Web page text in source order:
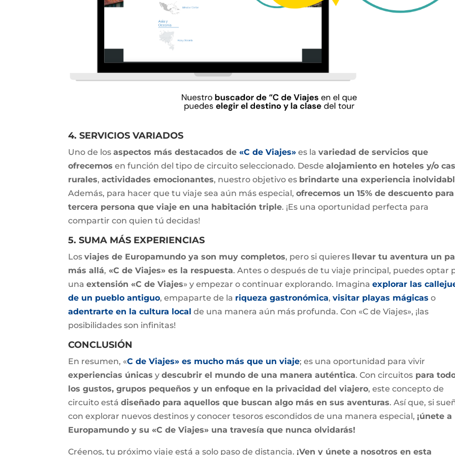
4. SERVICIOS VARIADOS
Uno de losaspectos más destacados de«C de Viajes» es lavariedad de servicios que
ofrecemos en función del tipo de circuito seleccionado. Desdealojamiento en hoteles y/o
rurales,actividades emocionantes, nuestro objetivo es brindarte una experiencia
Además, para hacer que tu viaje sea aún más especial,ofrecemos un 15% de descuento
tercera persona que viaje en una habitación triple. ¡Es una oportunidad perfecta para
compartir con quien tú decidas!
5. SUMA MÁS EXPERIENCIAS
Losviajes de Europamundo ya son muy completos, pero si quieres
llevar tu aventura un
más allá, «C de Viajes» es la respuesta. Antes o después de tu viaje principal, puedes optar
unaextensión «C de Viajes» y empezar o continuar explorando. Imaginaexplorar las
de un pueblo antiguo, empaparte de la riqueza gastronómica,visitar playas mágicas o
adentrarte en la cultura local de una manera aún más profunda. Con «C de Viajes», ¡las
posibilidades son infinitas!
CONCLUSIÓN
En resumen, «C de Viajes» es mucho más que un viaje; es una oportunidad para vivir
experiencias únicas ydescubrir el mundo de una manera auténtica. Con circuitos para
los gustos, grupos pequeños y un enfoque en la privacidad del viajero, este concepto de
circuito estádiseñado para aquellos que buscan algo más en sus aventuras. Así que, si
con explorar nuevos destinos y conocer tesoros escondidos de una manera especial,¡únete a
Europamundo y su «C de Viajes» una travesía que nunca olvidarás!
Créenos, tu próximo viaje está a solo paso de distancia.¡Ven y únete a nosotros en esta